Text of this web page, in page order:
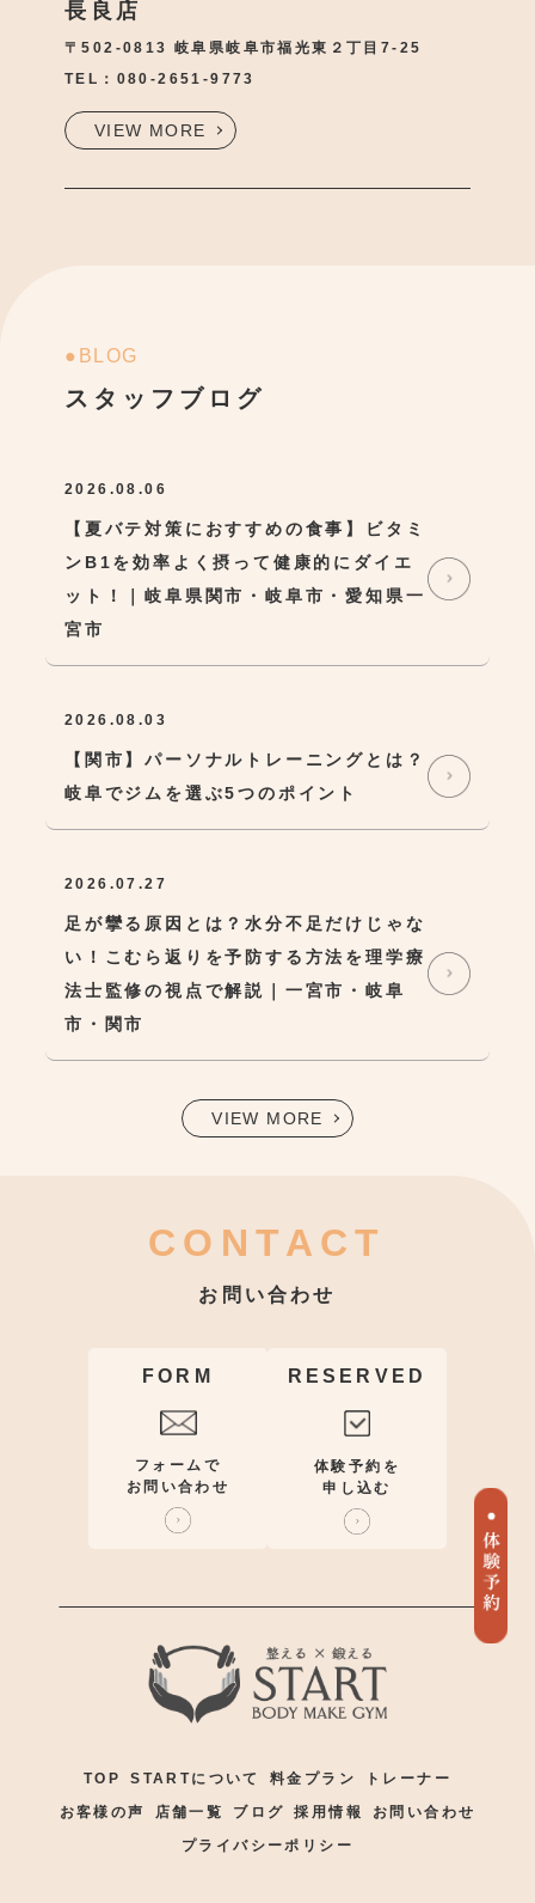
長良店
〒502-0813 岐阜県岐阜市福光東２丁目7-25
TEL： 080-2651-9773
VIEW MORE
●BLOG
スタッフブログ
2026.08.06
【夏バテ対策におすすめの食事】ビタミ
ンB1を効率よく摂って健康的にダイエ
ット！｜岐阜県関市・岐阜市・愛知県一
宮市
2026.08.03
【関市】パーソナルトレーニングとは？
岐阜でジムを選ぶ5つのポイント
2026.07.27
足が攣る原因とは？水分不足だけじゃな
い！こむら返りを予防する方法を理学療
法士監修の視点で解説｜一宮市・岐阜
市・関市
VIEW MORE
CONTACT
お問い合わせ
FORM
フォームで
お問い合わせ
RESERVED
体験予約を
申し込む
TOP STARTについて 料金プラン
トレーナー
お客様の声
店舗一覧 ブログ 採用情報
お問い合わせ
プライバシーポリシー